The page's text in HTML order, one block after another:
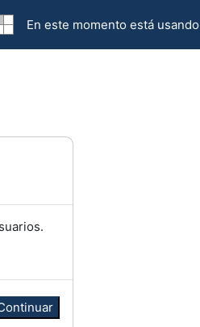
En este momento está